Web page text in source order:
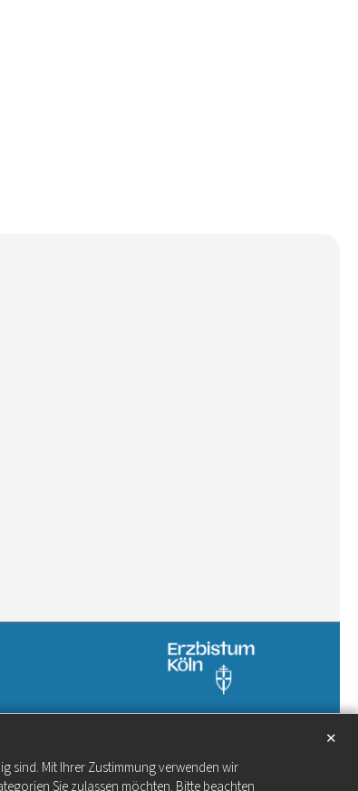
sind. Mit Ihrer Zustimmung verwenden wir
Sie zulassen möchten. Bitte beachten
✕